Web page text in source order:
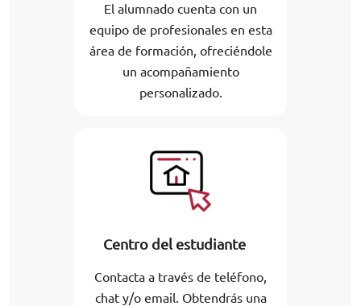
El alumnado cuenta con un
equipo de profesionales en esta
área de formación, ofreciéndole
un acompañamiento
personalizado.
Centro del estudiante
Contacta a través de teléfono,
chat y/o email. Obtendrás una